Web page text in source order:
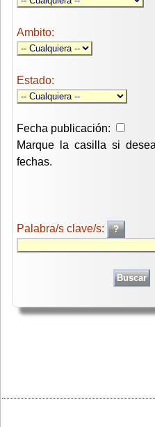
Ambito:
Estado:
Fecha publicación:
Marque la casilla si
fechas.
Palabra/s clave/s: